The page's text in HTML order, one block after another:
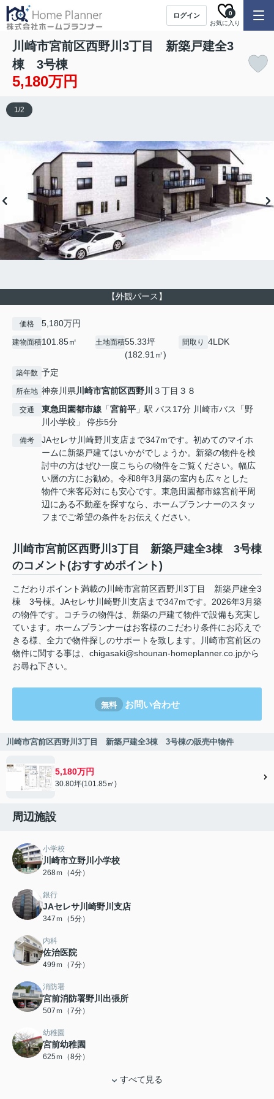
ログイン
お気に入り
0
川崎市宮前区西野川3丁目 新築戸建全3
棟 3号棟
5,180万円
【外観パース】
1/2
価格 5,180万円
建物面積101.85㎡ 土地面積55.33坪
(182.91㎡)
間取り 4LDK
築年数 予定
所在地 神奈川県川崎市宮前区西野川 ３丁目３８
交通 東急田園都市線 「宮前平 」駅 バス17分 川崎市バス「野
川小学校」 停歩5分
備考
JAセレサ川崎野川支店まで347mです。初めてのマイホ
ームに新築戸建てはいかがでしょうか。新築の物件を検
討中の方はぜひ一度こちらの物件をご覧ください。幅広
い層の方にお勧め。令和8年3月築の室内も広々とした
物件で来客応対にも安心です。東急田園都市線宮前平周
辺にある不動産を探すなら、ホームプランナーのスタッ
フまでご希望の条件をお伝えください。
川崎市宮前区西野川3丁目 新築戸建全3棟 3号棟
のコメント(おすすめポイント)
こだわりポイント満載の川崎市宮前区西野川3丁目 新築戸建全3
棟 3号棟。JAセレサ川崎野川支店まで347mです。2026年3月築
の物件です。コチラの物件は、新築の戸建て物件で設備も充実し
ています。ホームプランナーはお客様のこだわり条件にお応えで
きる様、全力で物件探しのサポートを致します。川崎市宮前区の
物件に関する事は、chigasaki@shounan-homeplanner.co.jpから
お尋ね下さい。
無料 お問い合わせ
川崎市宮前区西野川3丁目 新築戸建全3棟 3号棟の販売中物件
5,180万円
30.80坪(101.85㎡)
周辺施設
小学校
川崎市立野川小学校
268ｍ（4分）
銀行
JAセレサ川崎野川支店
347ｍ（5分）
内科
佐治医院
499ｍ（7分）
消防署
宮前消防署野川出張所
507ｍ（7分）
幼稚園
宮前幼稚園
625ｍ（8分）
すべて見る